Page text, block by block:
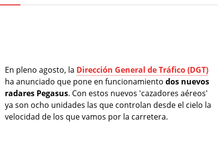
En pleno agosto, la Dirección General de Tráfico (DGT)
ha anunciado que pone en funcionamiento dos nuevos
radares Pegasus. Con estos nuevos 'cazadores aéreos'
ya son ocho unidades las que controlan desde el cielo la
velocidad de los que vamos por la carretera.